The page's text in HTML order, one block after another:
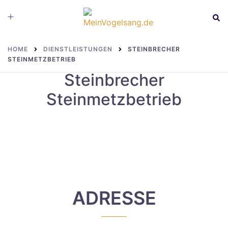
Toggle
HOME DIENSTLEISTUNGEN
STEINBRECHER
STEINMETZBETRIEB
Steinbrecher
Steinmetzbetrieb
ADRESSE